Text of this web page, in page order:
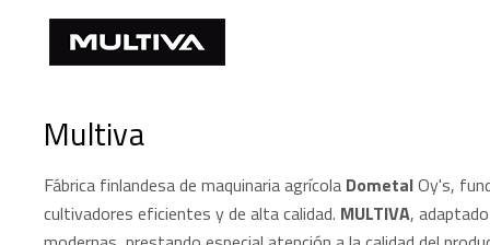
Multiva
Fábrica finlandesa de maquinaria agrícola DometalOy's,
cultivadores eficientes y de alta calidad. MULTIVA,